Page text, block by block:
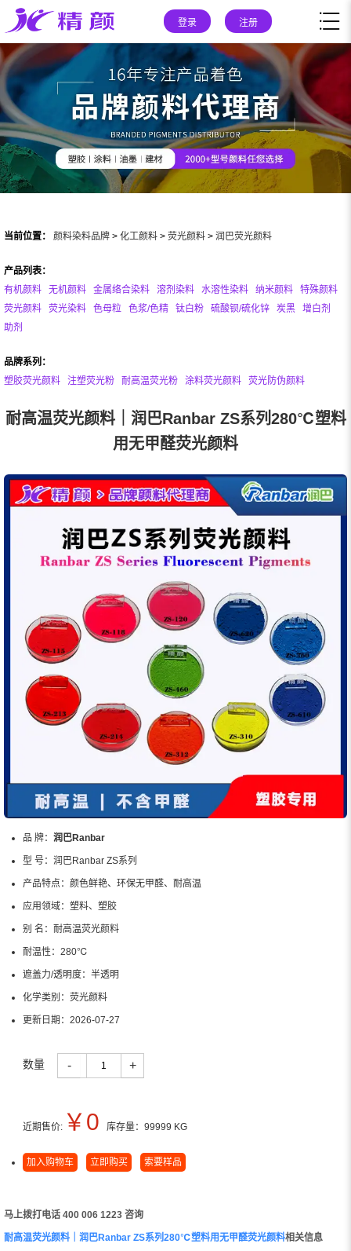
登录 注册
当前位置： 颜料染料品牌 > 化工颜料 > 荧光颜料 > 润巴荧光颜料
产品列表：
有机颜料
无机颜料 金属络合染料 溶剂染料 水溶性染料 纳米颜料
特殊颜料
荧光颜料
荧光染料 色母粒 色浆/色精 钛白粉 硫酸钡/硫化锌 炭黑
增白剂
助剂
品牌系列：
塑胶荧光颜料
注塑荧光粉 耐高温荧光粉 涂料荧光颜料 荧光防伪颜料
耐高温荧光颜料｜润巴Ranbar ZS系列280℃塑料
用无甲醛荧光颜料
品 牌： 润巴Ranbar
型 号： 润巴Ranbar ZS系列
产品特点： 颜色鲜艳、环保无甲醛、耐高温
应用领域： 塑料、塑胶
别 名： 耐高温荧光颜料
耐温性： 280℃
遮盖力/透明度： 半透明
化学类别： 荧光颜料
更新日期： 2026-07-27
数量 - +
近期售价: ￥0 库存量： 99999 KG
加入购物车 立即购买 索要样品
马上拨打电话 400 006 1223 咨询
耐高温荧光颜料｜润巴Ranbar ZS系列280℃塑料用无甲醛荧光颜料相关信息